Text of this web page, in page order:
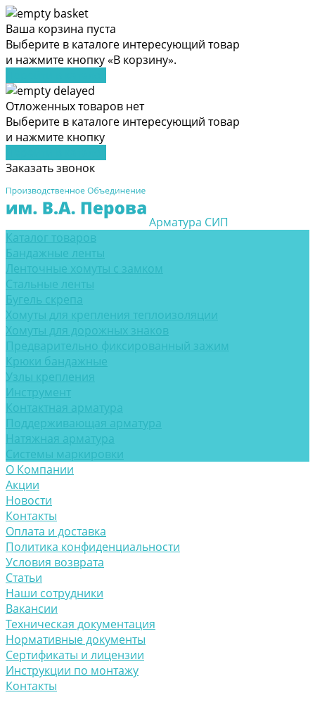
Ваша корзина пуста
Выберите в каталоге интересующий товар
и нажмите кнопку «В корзину».
Отложенных товаров нет
Выберите в каталоге интересующий товар
и нажмите кнопку
Заказать звонок
Арматура СИП
Каталог товаров
Бандажные ленты
Ленточные хомуты с замком
Стальные ленты
Бугель скрепа
Хомуты для крепления теплоизоляции
Хомуты для дорожных знаков
Предварительно фиксированный зажим
Крюки бандажные
Узлы крепления
Инструмент
Контактная арматура
Поддерживающая арматура
Натяжная арматура
Системы маркировки
О Компании
Акции
Новости
Контакты
Оплата и доставка
Политика конфиденциальности
Условия возврата
Статьи
Наши сотрудники
Вакансии
Техническая документация
Нормативные документы
Сертификаты и лицензии
Инструкции по монтажу
Контакты